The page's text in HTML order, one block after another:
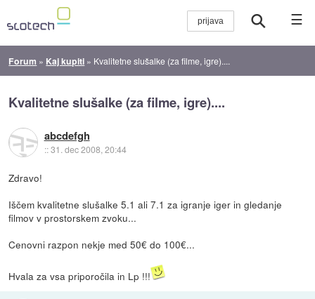
☰
Forum » Kaj kupiti » Kvalitetne slušalke (za filme, igre)....
Kvalitetne slušalke (za filme, igre)....
abcdefgh
::31. dec 2008, 20:44
Zdravo!
Iščem kvalitetne slušalke 5.1 ali 7.1 za igranje iger in gledanje
filmov v prostorskem zvoku...
Cenovni razpon nekje med 50€ do 100€...
Hvala za vsa priporočila in Lp !!!